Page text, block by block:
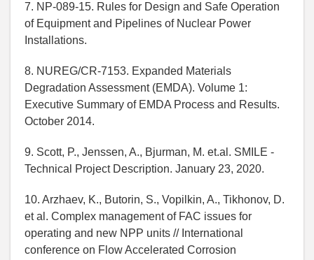
7. NP-089-15. Rules for Design and Safe Operation
of Equipment and Pipelines of Nuclear Power
Installations.
8. NUREG/CR-7153. Expanded Materials
Degradation Assessment (EMDA). Volume 1:
Executive Summary of EMDA Process and Results.
October 2014.
9. Scott, P., Jenssen, A., Bjurman, M. et.al. SMILE -
Technical Project Description. January 23, 2020.
10. Arzhaev, K., Butorin, S., Vopilkin, A., Tikhonov, D.
et al. Complex management of FAC issues for
operating and new NPP units // International
conference on Flow Accelerated Corrosion